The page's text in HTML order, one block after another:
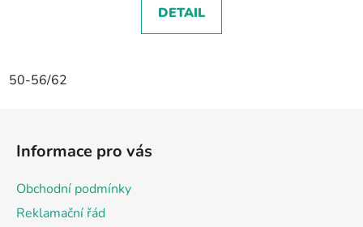
DETAIL
50-56/62
Informace pro vás
Obchodní podmínky
Reklamační řád